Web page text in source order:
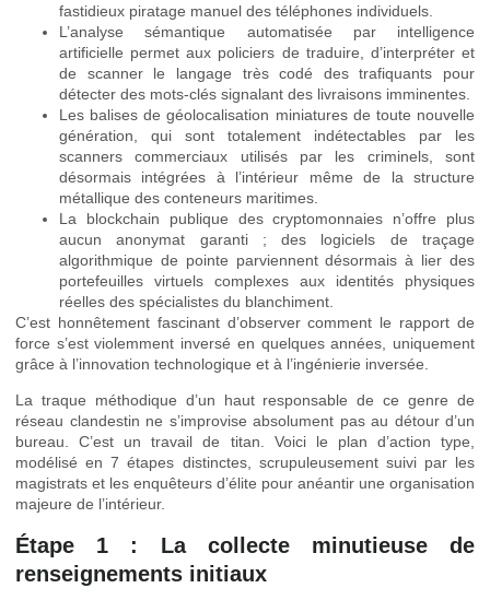
fastidieux piratage manuel des téléphones individuels.
L’analyse sémantique automatisée par intelligence
artificielle permet aux policiers de traduire, d’interpréter et
de scanner le langage très codé des trafiquants pour
détecter des mots-clés signalant des livraisons imminentes.
Les balises de géolocalisation miniatures de toute nouvelle
génération, qui sont totalement indétectables par les
scanners commerciaux utilisés par les criminels, sont
désormais intégrées à l’intérieur même de la structure
métallique des conteneurs maritimes.
La blockchain publique des cryptomonnaies n’offre plus
aucun anonymat garanti ; des logiciels de traçage
algorithmique de pointe parviennent désormais à lier des
portefeuilles virtuels complexes aux identités physiques
réelles des spécialistes du blanchiment.
C’est honnêtement fascinant d’observer comment le rapport de
force s’est violemment inversé en quelques années, uniquement
grâce à l’innovation technologique et à l’ingénierie inversée.
La traque méthodique d’un haut responsable de ce genre de
réseau clandestin ne s’improvise absolument pas au détour d’un
bureau. C’est un travail de titan. Voici le plan d’action type,
modélisé en 7 étapes distinctes, scrupuleusement suivi par les
magistrats et les enquêteurs d’élite pour anéantir une organisation
majeure de l’intérieur.
Étape 1 : La collecte minutieuse de
renseignements initiaux